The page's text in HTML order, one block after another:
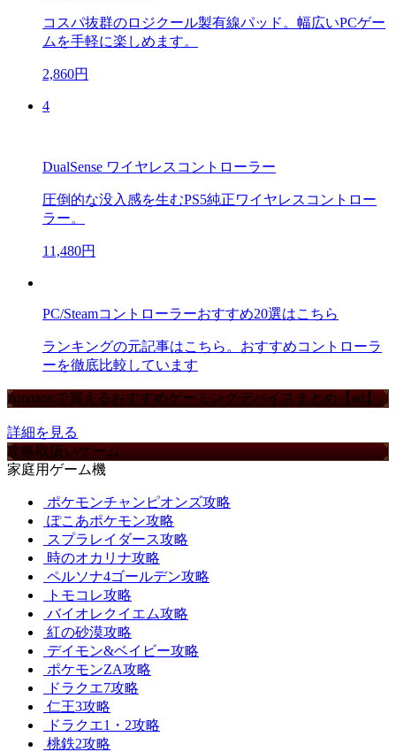
コスパ抜群のロジクール製有線パッド。幅広いPCゲー
ムを手軽に楽しめます。
2,860円
4
DualSense ワイヤレスコントローラー
圧倒的な没入感を生むPS5純正ワイヤレスコントロー
ラー。
11,480円
PC/Steamコントローラーおすすめ20選はこちら
ランキングの元記事はこちら。おすすめコントローラ
ーを徹底比較しています
Amazonで買えるおすすめゲーミングデバイスまとめ【ad】
詳細を見る
攻略取扱いゲーム
家庭用ゲーム機
ポケモンチャンピオンズ攻略
ぽこあポケモン攻略
スプラレイダース攻略
時のオカリナ攻略
ペルソナ4ゴールデン攻略
トモコレ攻略
バイオレクイエム攻略
紅の砂漠攻略
デイモン&ベイビー攻略
ポケモンZA攻略
ドラクエ7攻略
仁王3攻略
ドラクエ1・2攻略
桃鉄2攻略